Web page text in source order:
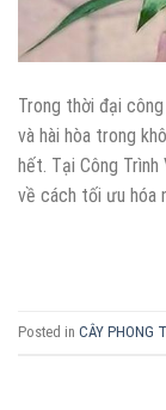
Trong thời đại
và hài hòa trong
hết. Tại Công
về cách tối ưu hóa
Posted in CÂY PHONG